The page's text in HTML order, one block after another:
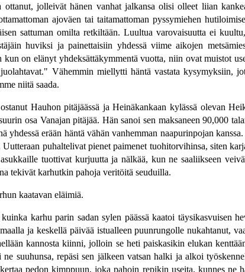
jolleivät hänen vanhat jalkansa olisi olleet liian
ajoväen tai taitamattoman pyssymiehen
sattuman omilta retkiltään. Luultua varovaisuutta ei
huviksi ja painettaisiin yhdessä viime aikojen
on elänyt yhdeksättäkymmentä vuotta, niin ovat muistot
Vähemmin miellytti häntä vastata kysymyksiin,
niitä saada.
Hauhon pitäjäässä ja Heinäkankaan kylässä olevan
osa Vanajan pitäjää. Hän sanoi sen maksaneen 90,000
yhdessä erään häntä vähän vanhemman naapurinpojan
Uutteraan puhaltelivat pienet paimenet tuohitorvihinsa, siten
tuottivat kurjuutta ja nälkää, kun ne saaliikseen
tekivät karhutkin pahoja veritöitä seuduilla.
kaatavan eläimiä.
karhu parin sadan sylen päässä kaatoi täysikasvuisen
ja keskellä päivää istualleen puunrungolle nukahtanut,
kannosta kiinni, jolloin se heti paiskasikin elukan
suuhunsa, repäsi sen jälkeen vatsan halki ja alkoi
pedon kimppuun, joka pahoin repikin useita, kunnes